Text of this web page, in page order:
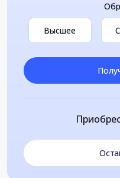
Высшее